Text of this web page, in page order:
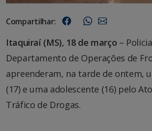
Compartilhar:
Itaquiraí (MS), 18 de março –
Departamento de Operações de
apreenderam, na tarde de ontem,
(17) e uma adolescente (16) pelo
Tráfico de Drogas.